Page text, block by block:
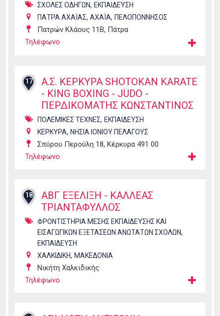
ΣΧΟΛΕΣ ΟΔΗΓΩΝ, ΕΚΠΑΙΔΕΥΣΗ
ΠΑΤΡΑ ΑΧΑΪΑΣ, ΑΧΑΪΑ, ΠΕΛΟΠΟΝΝΗΣΟΣ
Πατρών Κλάους 11Β, Πάτρα
Τηλέφωνο
17
Α.Σ. ΚΕΡΚΥΡΑ SHOTOKAN KARATE
- KING BOXING - JUDO -
ΠΕΡΔΙΚΟΜΑΤΗΣ ΚΩΝΣΤΑΝΤΙΝΟΣ
ΠΟΛΕΜΙΚΕΣ ΤΕΧΝΕΣ, ΕΚΠΑΙΔΕΥΣΗ
ΚΕΡΚΥΡΑ, ΝΗΣΙΑ ΙΟΝΙΟΥ ΠΕΛΑΓΟΥΣ
Σπύρου Περούλη 18, Κέρκυρα 491 00
Τηλέφωνο
18
ΑΒΓ ΕΞΕΛΙΞΗ - ΚΑΛΛΕΑΣ
ΤΡΙΑΝΤΑΦΥΛΛΟΣ
ΦΡΟΝΤΙΣΤΗΡΙΑ ΜΕΣΗΣ ΕΚΠΑΙΔΕΥΣΗΣ ΚΑΙ
ΕΙΣΑΓΩΓΙΚΩΝ ΕΞΕΤΑΣΕΩΝ ΑΝΩΤΑΤΩΝ ΣΧΟΛΩΝ,
ΕΚΠΑΙΔΕΥΣΗ
ΧΑΛΚΙΔΙΚΗ, ΜΑΚΕΔΟΝΙΑ
Νικήτη Χαλκιδικής
Τηλέφωνο